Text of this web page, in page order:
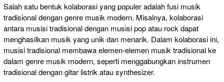
Salah satu bentuk kolaborasi yang populer adalah fusi musik
tradisional dengan genre musik modern. Misalnya, kolaborasi
antara musisi tradisional dengan musisi pop atau rock dapat
menghasilkan musik yang unik dan menarik. Dalam kolaborasi ini,
musisi tradisional membawa elemen-elemen musik tradisional ke
dalam genre musik modern, seperti menggabungkan instrumen
tradisional dengan gitar listrik atau synthesizer.